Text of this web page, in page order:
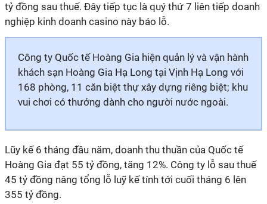
tỷ đồng sau thuế. Đây tiếp tục là quý thứ 7 liên tiếp doanh
nghiệp kinh doanh casino này báo lỗ.
Công ty Quốc tế Hoàng Gia hiện quản lý và vận hành
khách sạn Hoàng Gia Hạ Long tại Vịnh Hạ Long với
168 phòng, 11 căn biệt thự xây dựng riêng biệt; khu
vui chơi có thưởng dành cho người nước ngoài.
Lũy kế 6 tháng đầu năm, doanh thu thuần của Quốc tế
Hoàng Gia đạt 55 tỷ đồng, tăng 12%. Công ty lỗ sau thuế
45 tỷ đồng nâng tổng lỗ luỹ kế tính tới cuối tháng 6 lên
355 tỷ đồng.